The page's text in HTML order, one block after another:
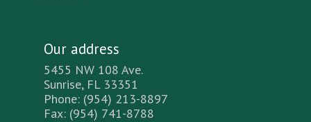
Our address
5455 NW 108 Ave.
Sunrise, FL 33351
Phone: (954) 213-8897
Fax: (954) 741-8788